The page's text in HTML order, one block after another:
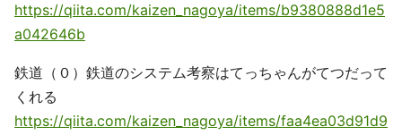
https://qiita.com/kaizen_nagoya/items/b9380888d1e5
a042646b
鉄道（０）鉄道のシステム考察はてっちゃんがてつだって
くれる
https://qiita.com/kaizen_nagoya/items/faa4ea03d91d9